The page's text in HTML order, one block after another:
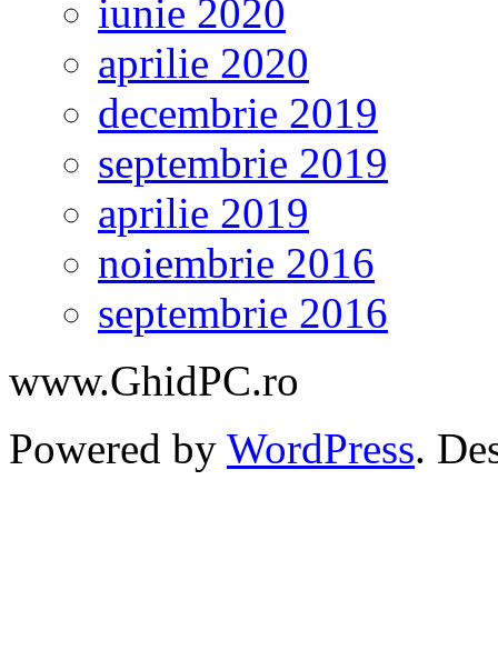
iunie 2020
aprilie 2020
decembrie 2019
septembrie 2019
aprilie 2019
noiembrie 2016
septembrie 2016
www.GhidPC.ro
Powered by WordPress.